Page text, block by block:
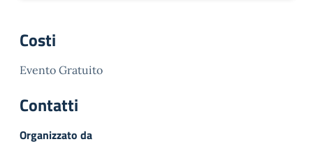
Costi
Evento Gratuito
Contatti
Organizzato da